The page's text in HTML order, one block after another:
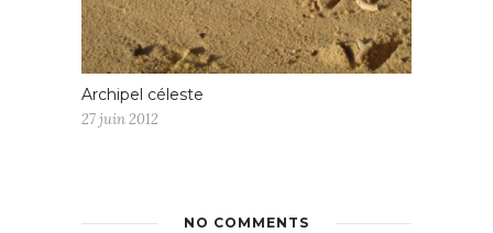
Archipel céleste
27 juin 2012
NO COMMENTS